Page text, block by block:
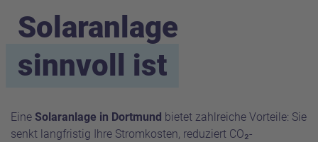
Solaranlage
sinnvoll ist
Eine Solaranlage in Dortmund bietet zahlreiche Vorteile: Sie
senkt langfristig Ihre Stromkosten, reduziert CO₂-